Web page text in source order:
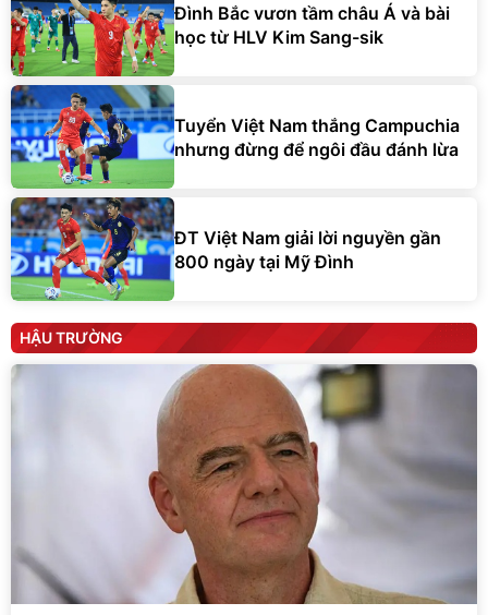
Đình Bắc vươn tầm châu Á và bài
học từ HLV Kim Sang-sik
Tuyển Việt Nam thắng Campuchia
nhưng đừng để ngôi đầu đánh lừa
ĐT Việt Nam giải lời nguyền gần
800 ngày tại Mỹ Đình
HẬU TRƯỜNG